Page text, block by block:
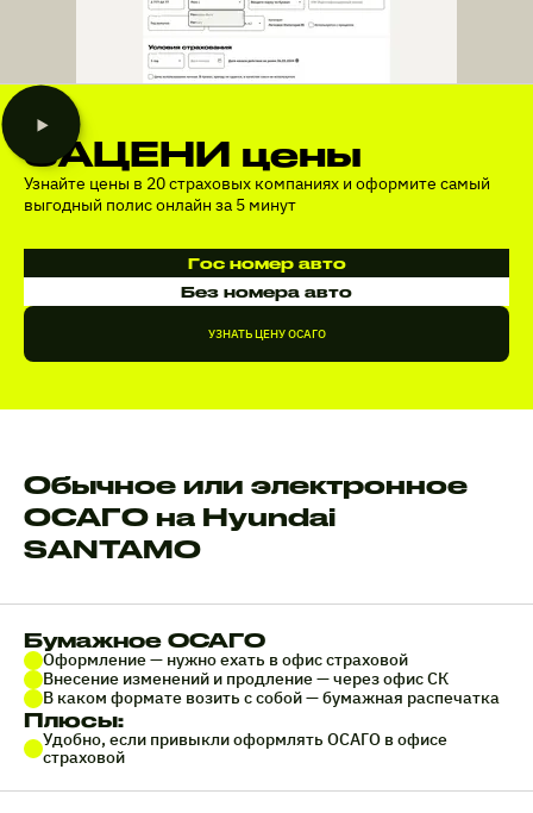
ЗАЦЕНИ цены
Узнайте цены в 20 страховых компаниях и оформите самый
выгодный полис онлайн за 5 минут
Гос номер авто
Без номера авто
УЗНАТЬ ЦЕНУ ОСАГО
Обычное или электронное
ОСАГО на Hyundai
SANTAMO
Бумажное ОСАГО
Оформление — нужно ехать в офис страховой
Внесение изменений и продление — через офис СК
В каком формате возить с собой — бумажная распечатка
Плюсы:
Удобно, если привыкли оформлять ОСАГО в офисе
страховой